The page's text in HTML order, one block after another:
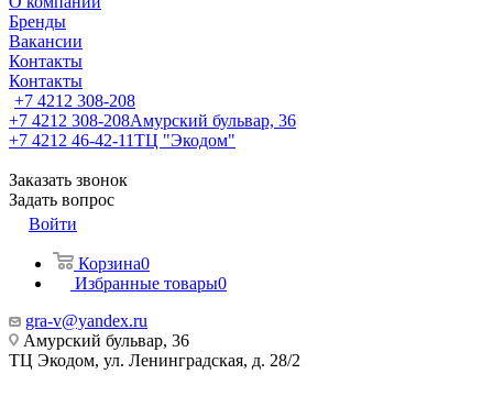
Бренды
Вакансии
Контакты
Контакты
+7 4212 308-208
+7 4212 308-208Амурский бульвар, 36
+7 4212 46-42-11ТЦ "Экодом"
Заказать звонок
Задать вопрос
Войти
Корзина0
Избранные товары0
gra-v@yandex.ru
Амурский бульвар, 36
ТЦ Экодом, ул. Ленинградская, д. 28/2